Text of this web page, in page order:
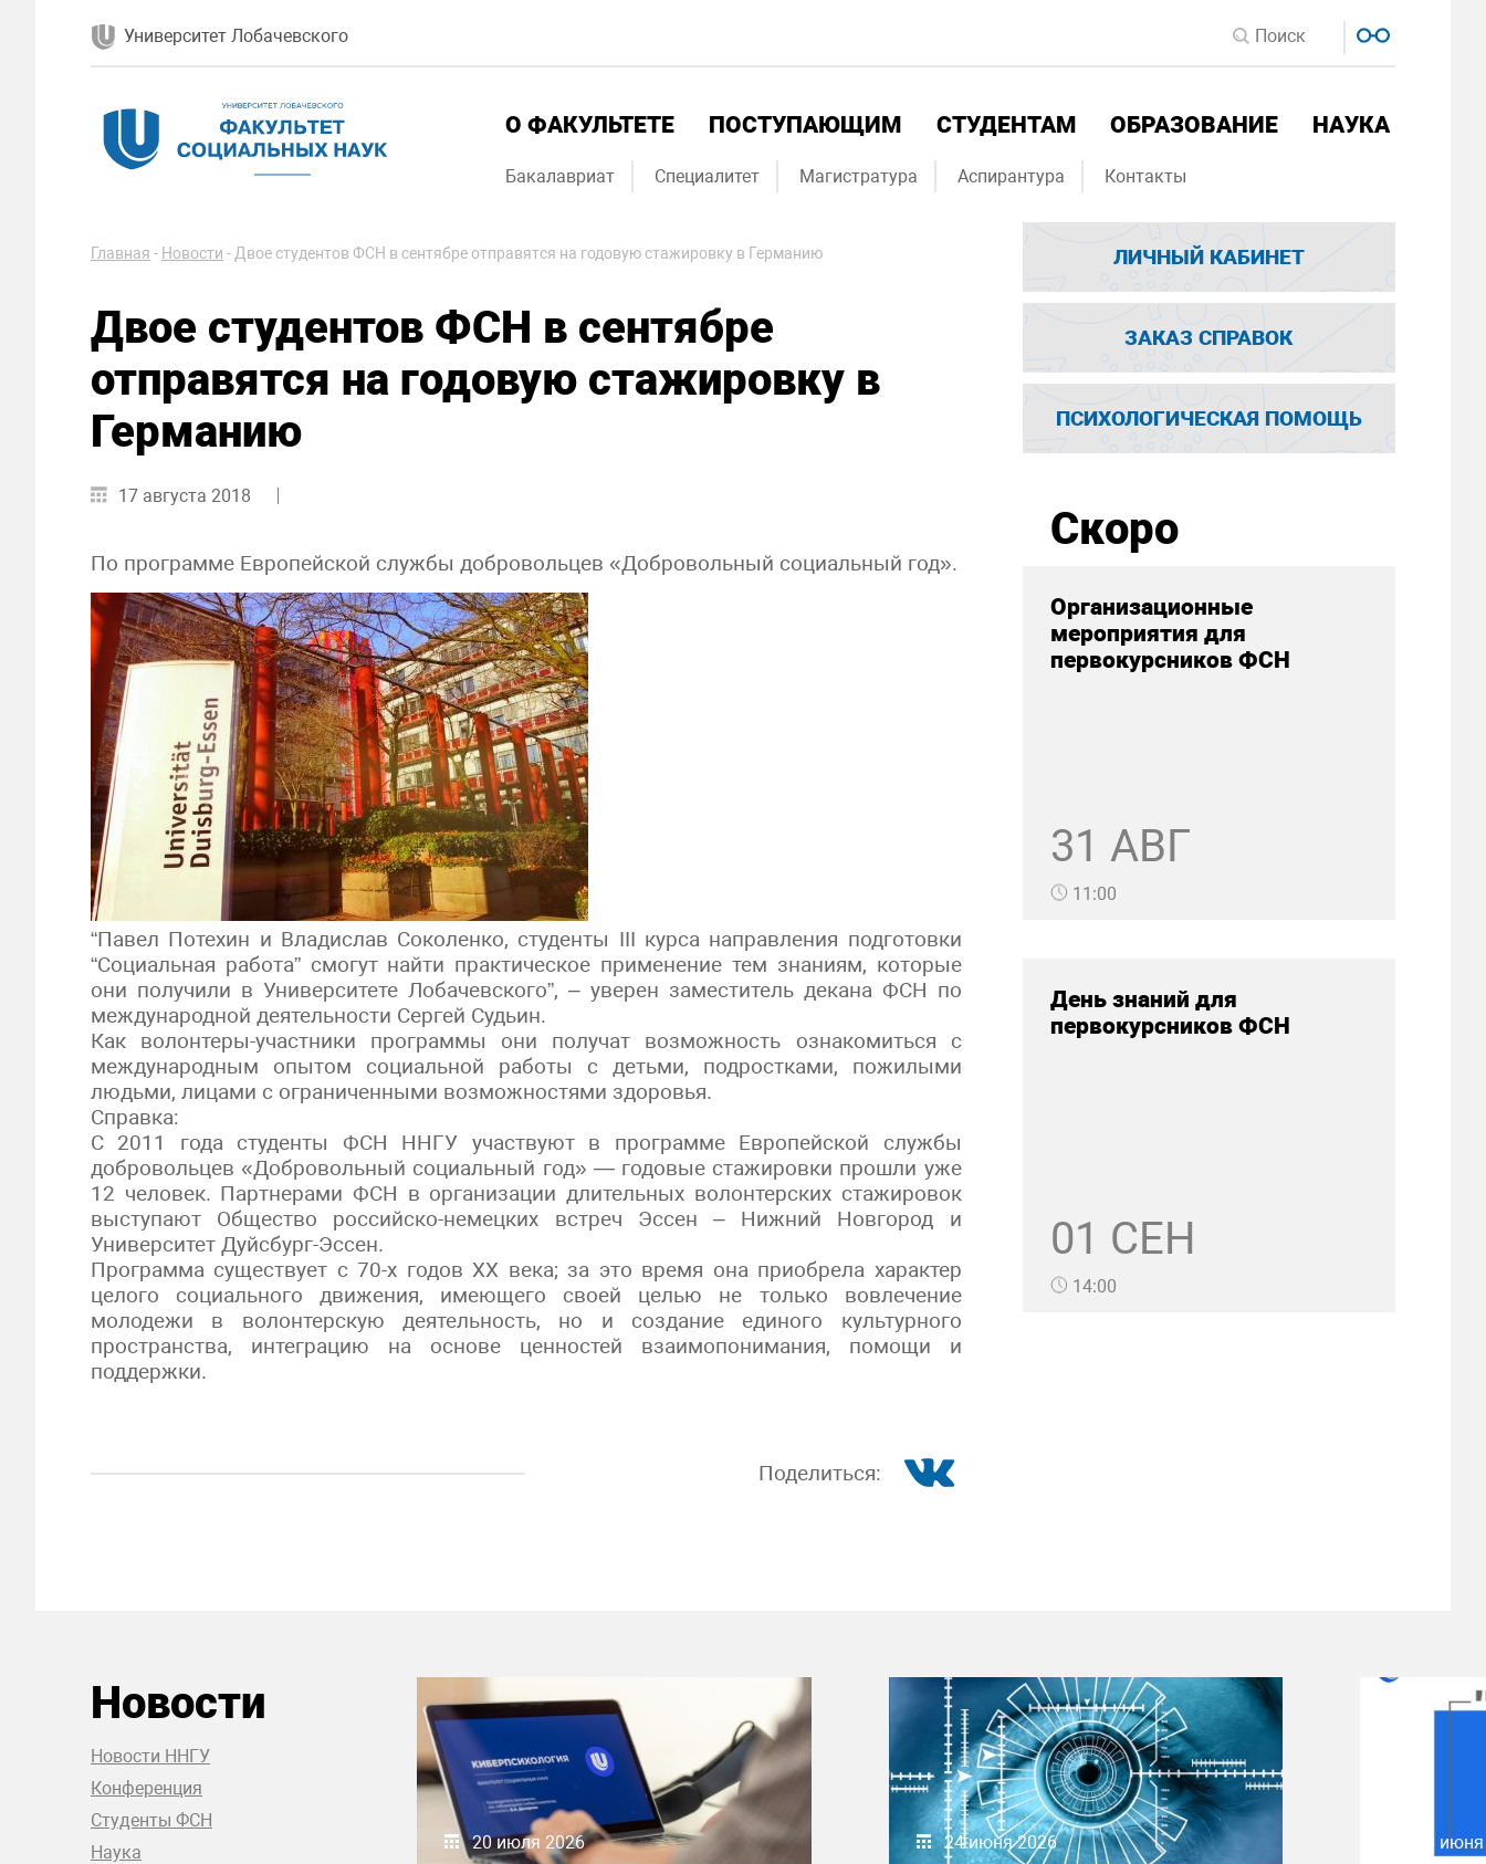
Университет Лобачевского
О ФАКУЛЬТЕТЕ ПОСТУПАЮЩИМ СТУДЕНТАМ ОБРАЗОВАНИЕ НАУКА
Бакалавриат Специалитет Магистратура Аспирантура Контакты
Главная - Новости -Двое студентов ФСН в сентябре отправятся на годовую стажировку в Германию
Двое студентов ФСН в сентябре
отправятся на годовую стажировку в
Германию
17 августа 2018
По программе Европейской службы добровольцев «Добровольный социальный год».
“Павел Потехин и Владислав Соколенко, студенты III курса направления подготовки
“Социальная работа” смогут найти практическое применение тем знаниям, которые
они получили в Университете Лобачевского”, – уверен заместитель декана ФСН по
международной деятельности Сергей Судьин.
Как волонтеры-участники программы они получат возможность ознакомиться с
международным опытом социальной работы с детьми, подростками, пожилыми
людьми, лицами с ограниченными возможностями здоровья.
Справка:
С 2011 года студенты ФСН ННГУ участвуют в программе Европейской службы
добровольцев «Добровольный социальный год» — годовые стажировки прошли уже
12 человек. Партнерами ФСН в организации длительных волонтерских стажировок
выступают Общество российско-немецких встреч Эссен – Нижний Новгород и
Университет Дуйсбург-Эссен.
Программа существует с 70-х годов ХХ века; за это время она приобрела характер
целого социального движения, имеющего своей целью не только вовлечение
молодежи в волонтерскую деятельность, но и создание единого культурного
пространства, интеграцию на основе ценностей взаимопонимания, помощи и
поддержки.
Поделиться:
ЛИЧНЫЙ КАБИНЕТ
ЗАКАЗ СПРАВОК
ПСИХОЛОГИЧЕСКАЯ ПОМОЩЬ
Скоро
Организационные
мероприятия для
первокурсников ФСН
31 АВГ
11:00
День знаний для
первокурсников ФСН
01 СЕН
14:00
Новости
Новости ННГУ
Конференция
Студенты ФСН
Наука
20 июля 2026 24 июня 2026 08